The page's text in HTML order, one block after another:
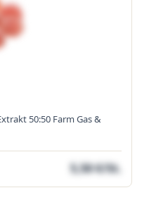
50:50 Farm Gas &
5,50 €/St.